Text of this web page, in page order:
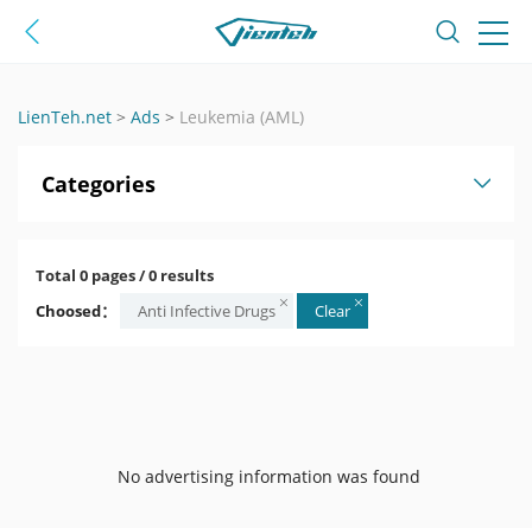
LienTeh.net > Ads > Leukemia (AML)
Categories
Total 0 pages / 0 results
Choosed：
Anti Infective Drugs Clear
No advertising information was found